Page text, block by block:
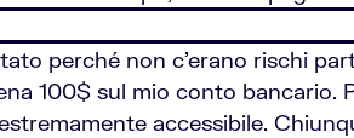
perché non c’erano rischi
100$ sul mio conto
accessibile.